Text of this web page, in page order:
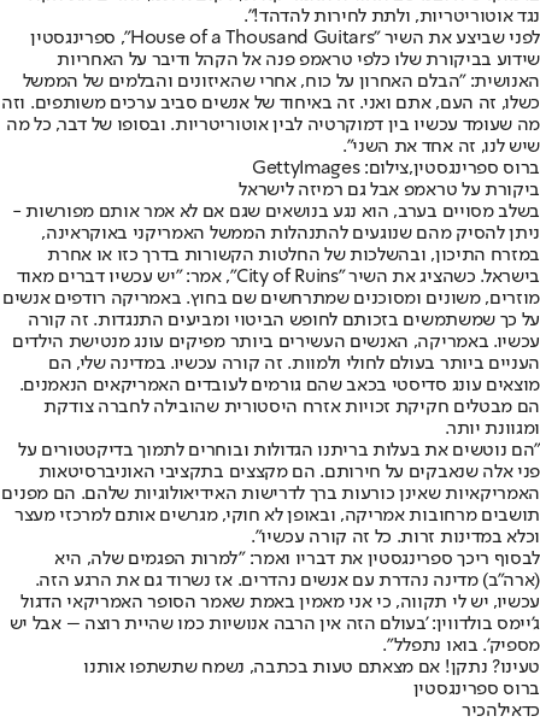
נגד אוטוריטריות, ולתת לחירות להדהד!".
לפני שביצע את השיר "House of a Thousand Guitars", ספרינגסטין
שידוע בביקורת שלו כלפי טראמפ פנה אל הקהל ודיבר על האחריות
האנושית: "הבלם האחרון על כוח, אחרי שהאיזונים והבלמים של הממשל
כשלו, זה העם, אתם ואני. זה באיחוד של אנשים סביב ערכים משותפים. וזה
מה שעומד עכשיו בין דמוקרטיה לבין אוטוריטריות. ובסופו של דבר, כל מה
שיש לנו, זה אחד את השני".
ברוס ספרינגסטין,צילום: GettyImages
ביקורת על טראמפ אבל גם רמיזה לישראל
בשלב מסויים בערב, הוא נגע בנושאים שגם אם לא אמר אותם מפורשות -
ניתן להסיק מהם שנוגעים להתנהלות הממשל האמריקני באוקראינה,
במזרח התיכון, ובהשלכות של החלטות הקשורות בדרך כזו או אחרת
בישראל. כשהציג את השיר "City of Ruins", אמר: "יש עכשיו דברים מאוד
מוזרים, משונים ומסוכנים שמתרחשים שם בחוץ. באמריקה רודפים אנשים
על כך שמשתמשים בזכותם לחופש הביטוי ומביעים התנגדות. זה קורה
עכשיו. באמריקה, האנשים העשירים ביותר מפיקים עונג מנטישת הילדים
העניים ביותר בעולם לחולי ולמוות. זה קורה עכשיו. במדינה שלי, הם
מוצאים עונג סדיסטי בכאב שהם גורמים לעובדים האמריקאים הנאמנים.
הם מבטלים חקיקת זכויות אזרח היסטורית שהובילה לחברה צודקת
ומגוונת יותר.
"הם נוטשים את בעלות בריתנו הגדולות ובוחרים לתמוך בדיקטטורים על
פני אלה שנאבקים על חירותם. הם מקצצים בתקציבי האוניברסיטאות
האמריקאיות שאינן כורעות ברך לדרישות האידיאולוגיות שלהם. הם מפנים
תושבים מרחובות אמריקה, ובאופן לא חוקי, מגרשים אותם למרכזי מעצר
וכלא במדינות זרות. כל זה קורה עכשיו".
לבסוף ריכך ספרינגסטין את דבריו ואמר: "למרות הפגמים שלה, היא
(ארה"ב) מדינה נהדרת עם אנשים נהדרים. אז נשרוד גם את הרגע הזה.
עכשיו, יש לי תקווה, כי אני מאמין באמת שאמר הסופר האמריקאי הדגול
ג’יימס בולדווין: 'בעולם הזה אין הרבה אנושיות כמו שהיית רוצה – אבל יש
מספיק'. בואו נתפלל".
טעינו? נתקן! אם מצאתם טעות בכתבה, נשמח שתשתפו אותנו
ברוס ספרינגסטין
כדאילהכיר